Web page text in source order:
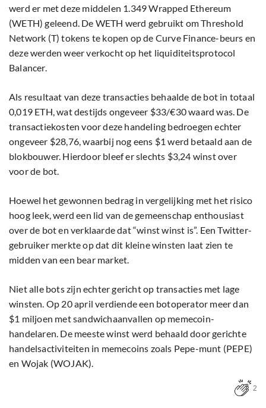
werd er met deze middelen 1.349 Wrapped Ethereum
(WETH) geleend. De WETH werd gebruikt om Threshold
Network (T) tokens te kopen op de Curve Finance-beurs en
deze werden weer verkocht op het liquiditeitsprotocol
Balancer.
Als resultaat van deze transacties behaalde de bot in totaal
0,019 ETH, wat destijds ongeveer $33/€30 waard was. De
transactiekosten voor deze handeling bedroegen echter
ongeveer $28,76, waarbij nog eens $1 werd betaald aan de
blokbouwer. Hierdoor bleef er slechts $3,24 winst over
voor de bot.
Hoewel het gewonnen bedrag in vergelijking met het risico
hoog leek, werd een lid van de gemeenschap enthousiast
over de bot en verklaarde dat “winst winst is”. Een Twitter-
gebruiker merkte op dat dit kleine winsten laat zien te
midden van een bear market.
Niet alle bots zijn echter gericht op transacties met lage
winsten. Op 20 april verdiende een botoperator meer dan
$1 miljoen met sandwichaanvallen op memecoin-
handelaren. De meeste winst werd behaald door gerichte
handelsactiviteiten in memecoins zoals Pepe-munt (PEPE)
en Wojak (WOJAK).
2